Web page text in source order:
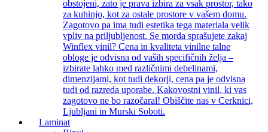
obstojeni, zato je prava izbira za vsak prostor, tako
za kuhinjo, kot za ostale prostore v vašem domu.
Zagotovo pa ima tudi estetika tega materiala velik
vpliv na priljubljenost. Se morda sprašujete zakaj
Winflex vinil? Cena in kvaliteta vinilne talne
obloge je odvisna od vaših specifičnih želja –
izbirate lahko med različnimi debelinami,
dimenzijami, kot tudi dekorji, cena pa je odvisna
tudi od razreda uporabe. Kakovostni vinil, ki vas
zagotovo ne bo razočaral! Obiščite nas v Cerknici,
Ljubljani in Murski Soboti.
Laminat